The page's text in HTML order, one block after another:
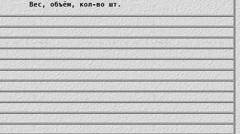
Вес, объём, кол-во шт.